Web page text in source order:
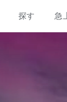
探す 急